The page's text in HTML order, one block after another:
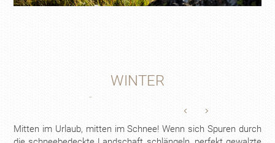
WINTER
Mitten im Urlaub, mitten im Schnee! Wenn sich Spuren durch